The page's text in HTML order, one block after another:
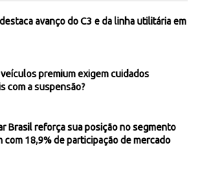
avanço do C3 e da linha utilitária em
premium exigem cuidados
com a suspensão?
Brasil reforça sua posição no segmento
com 18,9% de participação de mercado